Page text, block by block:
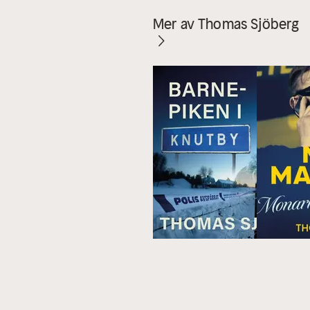
Mer av Thomas Sjöberg